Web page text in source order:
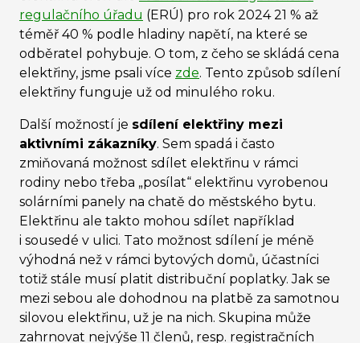
regulačního úřadu (ERÚ) pro rok 2024 21 % až
téměř 40 % podle hladiny napětí, na které se
odběratel pohybuje. O tom, z čeho se skládá cena
elektřiny, jsme psali více zde. Tento způsob sdílení
elektřiny funguje už od minulého roku.
Další možností je sdílení elektřiny mezi
aktivními zákazníky. Sem spadá i často
zmiňovaná možnost sdílet elektřinu v rámci
rodiny nebo třeba „posílat“ elektřinu vyrobenou
solárními panely na chatě do městského bytu.
Elektřinu ale takto mohou sdílet například
i sousedé v ulici. Tato možnost sdílení je méně
výhodná než v rámci bytových domů, účastníci
totiž stále musí platit distribuční poplatky. Jak se
mezi sebou ale dohodnou na platbě za samotnou
silovou elektřinu, už je na nich. Skupina může
zahrnovat nejvýše 11 členů, resp. registračních